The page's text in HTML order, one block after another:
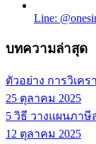
Line:
บทความล่าสุด
ตัวอย่าง การวิเค
25 ตุลาคม 2025
5 วิธี วางแผนภาษี
12 ตุลาคม 2025